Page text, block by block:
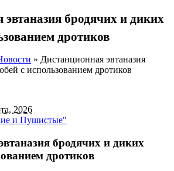
бродячих и диких
дротиков
» Дистанционная эвтаназия
с использованием дротиков
2026
и Пушистые"
бродячих и диких
дротиков